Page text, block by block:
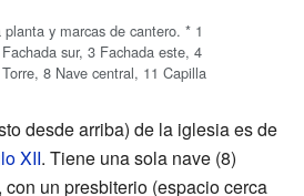
y marcas de cantero. * 1
sur, 3 Fachada este, 4
8 Nave central, 11 Capilla
desde arriba) de la iglesia es de
XII. Tiene una sola nave (8)
un presbiterio (espacio cerca